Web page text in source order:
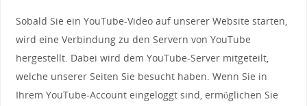
Sobald Sie ein YouTube-Video auf unserer Website starten,
wird eine Verbindung zu den Servern von YouTube
hergestellt. Dabei wird dem YouTube-Server mitgeteilt,
welche unserer Seiten Sie besucht haben. Wenn Sie in
Ihrem YouTube-Account eingeloggt sind, ermöglichen Sie